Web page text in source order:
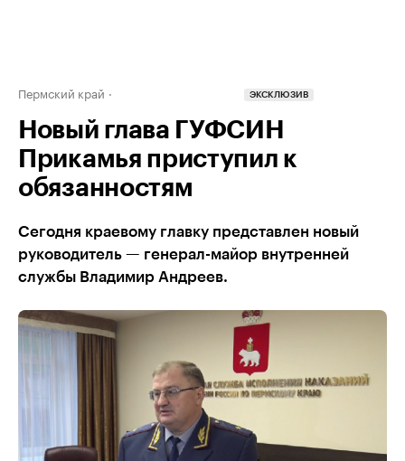
Пермский край ЭКСКЛЮЗИВ
Новый глава ГУФСИН
Прикамья приступил к
обязанностям
Сегодня краевому главку представлен новый
руководитель — генерал-майор внутренней
службы Владимир Андреев.